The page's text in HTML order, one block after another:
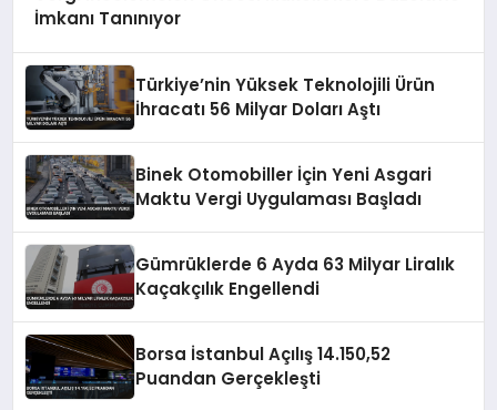
İmkanı Tanınıyor
Türkiye’nin Yüksek Teknolojili Ürün
İhracatı 56 Milyar Doları Aştı
Binek Otomobiller İçin Yeni Asgari
Maktu Vergi Uygulaması Başladı
Gümrüklerde 6 Ayda 63 Milyar Liralık
Kaçakçılık Engellendi
Borsa İstanbul Açılış 14.150,52
Puandan Gerçekleşti